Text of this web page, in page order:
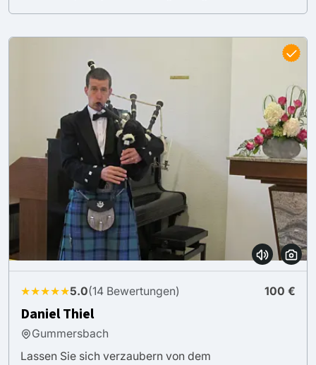
★★★★★5.0(14 Bewertungen) 100 €
Daniel Thiel
Gummersbach
Lassen Sie sich verzaubern von dem